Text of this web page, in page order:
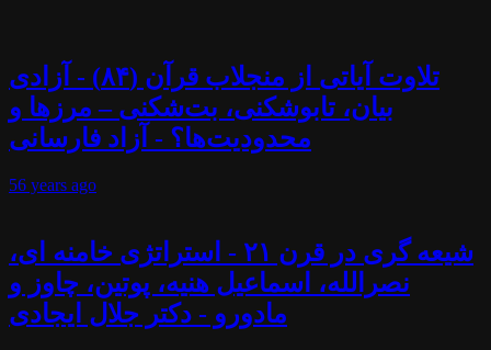
تلاوت آیاتی از منجلاب قرآن (۸۴) - آزادی
بیان، تابوشکنی، بت‌شکنی – مرزها و
محدودیت‌ها؟ - آزاد فارسانی
56 years ago
شیعه گری در قرن ۲۱ - استراتژی خامنه ای،
نصرالله، اسماعیل هنیه، پوتین، چاوز و
مادورو - دکتر جلال ایجادی